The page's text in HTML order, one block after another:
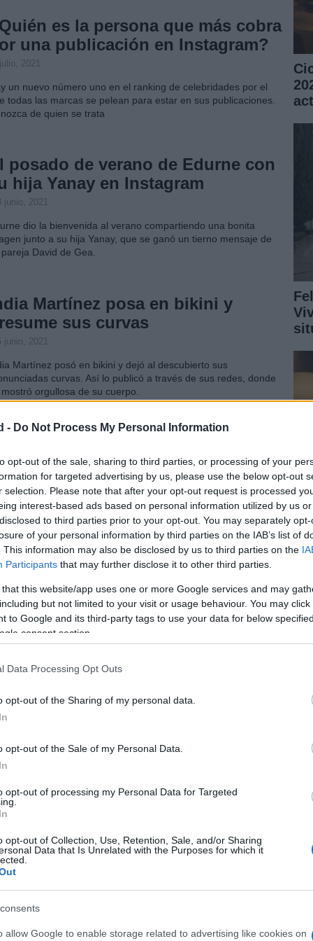
- Do Not Process My Personal Information
opt-out of the sale, sharing to third parties, or processing of your
for targeted advertising by us, please use the below opt-out
selection. Please note that after your opt-out request is processed
interest-based ads based on personal information utilized by us
to third parties prior to your opt-out. You may separately
of your personal information by third parties on the IAB’s list of
This information may also be disclosed by us to third parties on the
Participants that may further disclose it to other third parties.
that this website/app uses one or more Google services and may
but not limited to your visit or usage behaviour. You may
to Google and its third-party tags to use your data for below
consent section.
Data Processing Opt Outs
opt-out of the Sharing of my personal data.
opt-out of the Sale of my Personal Data.
opt-out of processing my Personal Data for Targeted
opt-out of Collection, Use, Retention, Sale, and/or Sharing
Data that Is Unrelated with the Purposes for which it
allow Google to enable storage related to advertising like cookies on
es la persona que más cobra
una publicación en Instagram?
2021
un nuevo número uno en el ranking de celebridades por el
todas las marcas se pelean para estar en sus publicaciones.
de quien se trata
posado de verano de Edurne con
hija Yanay en Instagram
junio, 2021
dio la bienvenida al verano compartiendo una bonita
junto a su hija Yanay, que se ganó un tierno mensaje de
David de Gea.
Martínez posa en bikini y
sus curvas
junio, 2021
Martínez posó en bikini y dejó al descubierto sus
curvas. Así lo publicó a través de sus redes, donde
orgullosa de su cuerpo.
redes sociales por una
cuenta con más de 2 millones de seguidores en su
oficial de Instagram.
hacer Reels de Instagram:
a paso para ser exitoso en la
es una de las redes sociales que constantemente
creado los Reels.
Campbell ha sido madre por
a través de sus redes sociales que ha sido madre
a sus casi 51 años.
aumentar de seguidores en
10 tips para lograrlo
en cuentas personales o empresariales que buscan
al público.